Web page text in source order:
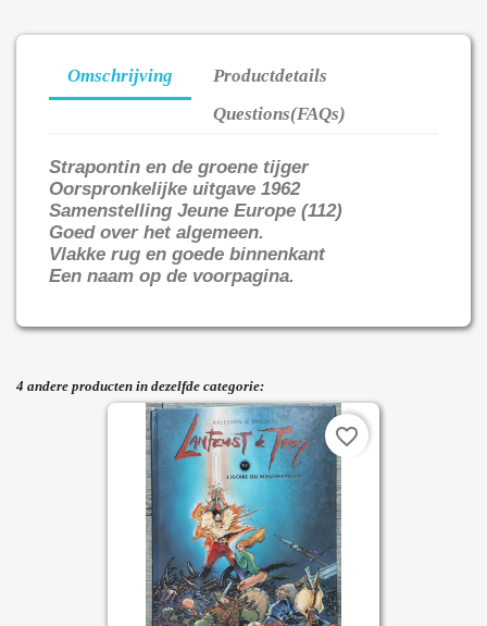
Omschrijving
Productdetails
Questions(FAQs)
Strapontin en de groene tijger
Oorspronkelijke uitgave 1962
Samenstelling Jeune Europe (112)
Goed over het algemeen.
Vlakke rug en goede binnenkant
Een naam op de voorpagina.
4 andere producten in dezelfde categorie:
favorite_border